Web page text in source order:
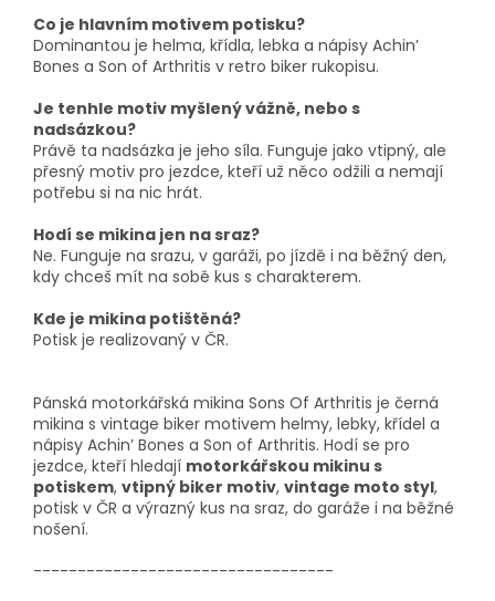
Co je hlavním motivem potisku?
Dominantou je helma, křídla, lebka a nápisy Achin’
Bones a Son of Arthritis v retro biker rukopisu.
Je tenhle motiv myšlený vážně, nebo s
nadsázkou?
Právě ta nadsázka je jeho síla. Funguje jako vtipný, ale
přesný motiv pro jezdce, kteří už něco odžili a nemají
potřebu si na nic hrát.
Hodí se mikina jen na sraz?
Ne. Funguje na srazu, v garáži, po jízdě i na běžný den,
kdy chceš mít na sobě kus s charakterem.
Kde je mikina potištěná?
Potisk je realizovaný v ČR.
Pánská motorkářská mikina Sons Of Arthritis je černá
mikina s vintage biker motivem helmy, lebky, křídel a
nápisy Achin’ Bones a Son of Arthritis. Hodí se pro
jezdce, kteří hledají motorkářskou mikinu s
potiskem, vtipný biker motiv, vintage moto styl,
potisk v ČR a výrazný kus na sraz, do garáže i na běžné
nošení.
----------------------------------